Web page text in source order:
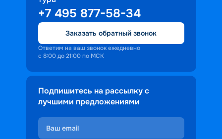
+7 495 877-58-34
Заказать обратный звонок
Ответим на ваш звонок ежедневно
с 8:00 до 21:00 по МСК
Подпишитесь на рассылку с
лучшими предложениями